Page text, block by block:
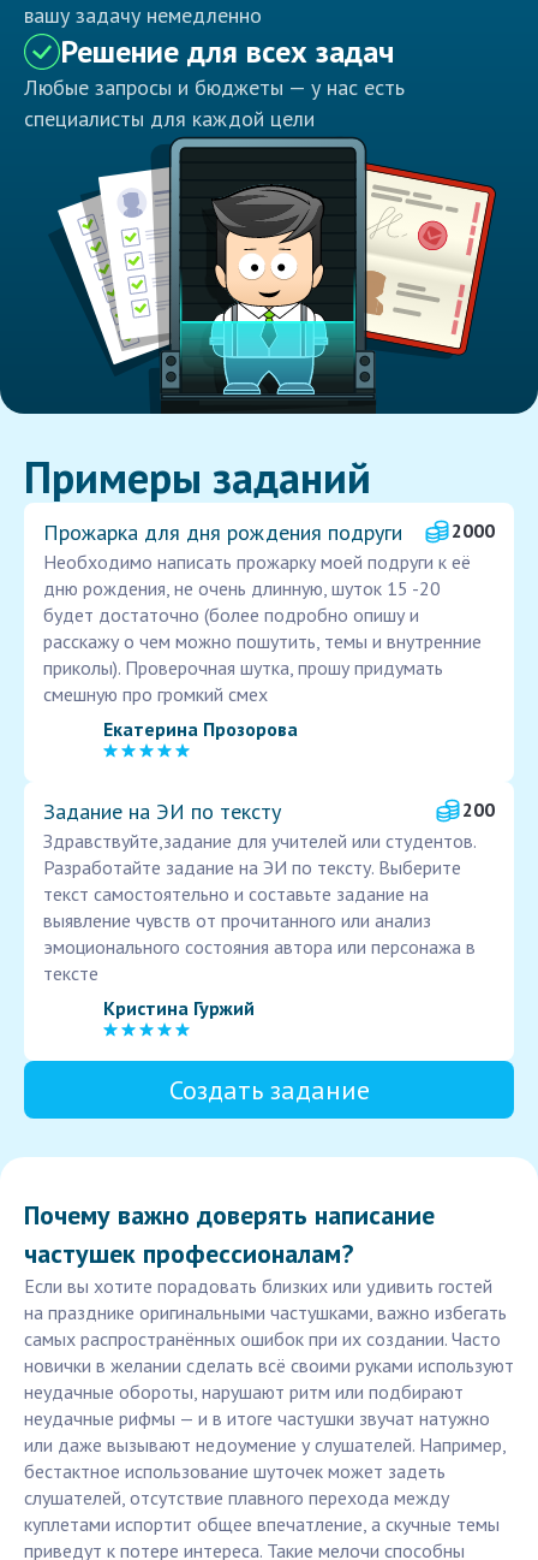
вашу задачу немедленно
Решение для всех задач
Любые запросы и бюджеты — у нас есть
специалисты для каждой цели
Примеры заданий
Прожарка для дня рождения подруги
2000
Необходимо написать прожарку моей подруги к её
дню рождения, не очень длинную, шуток 15 -20
будет достаточно (более подробно опишу и
расскажу о чем можно пошутить, темы и внутренние
приколы). Проверочная шутка, прошу придумать
смешную про громкий смех
Екатерина Прозорова
Задание на ЭИ по тексту
200
Здравствуйте,задание для учителей или студентов.
Разработайте задание на ЭИ по тексту. Выберите
текст самостоятельно и составьте задание на
выявление чувств от прочитанного или анализ
эмоционального состояния автора или персонажа в
тексте
Кристина Гуржий
Создать задание
Почему важно доверять написание
частушек профессионалам?
Если вы хотите порадовать близких или удивить гостей
на празднике оригинальными частушками, важно избегать
самых распространённых ошибок при их создании. Часто
новички в желании сделать всё своими руками используют
неудачные обороты, нарушают ритм или подбирают
неудачные рифмы — и в итоге частушки звучат натужно
или даже вызывают недоумение у слушателей. Например,
бестактное использование шуточек может задеть
слушателей, отсутствие плавного перехода между
куплетами испортит общее впечатление, а скучные темы
приведут к потере интереса. Такие мелочи способны